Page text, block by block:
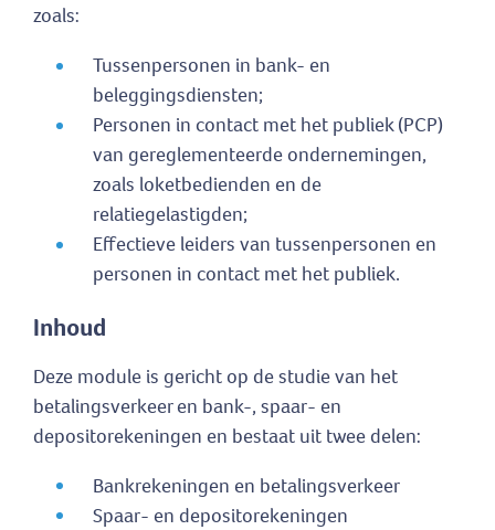
zoals:
Tussenpersonen in bank- en
beleggingsdiensten;
Personen in contact met het publiek (PCP)
van gereglementeerde ondernemingen,
zoals loketbedienden en de
relatiegelastigden;
Effectieve leiders van tussenpersonen en
personen in contact met het publiek.
Inhoud
Deze module is gericht op de studie van het
betalingsverkeer en bank-, spaar- en
depositorekeningen en bestaat uit twee delen:
Bankrekeningen en betalingsverkeer
Spaar- en depositorekeningen